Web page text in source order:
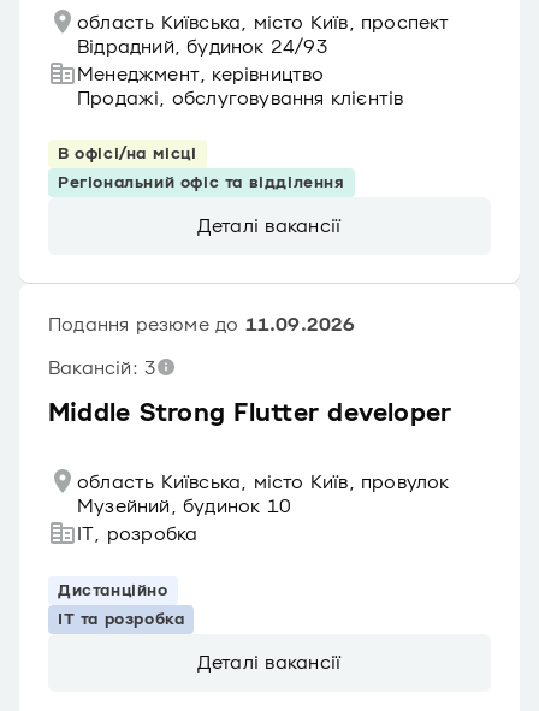
область Київська, місто Київ, проспект
Відрадний, будинок 24/93
Менеджмент, керівництво
Продажі, обслуговування клієнтів
В офісі/на місці
Регіональний офіс та відділення
Деталі вакансії
Middle Strong Flutter developer
Подання резюме до 11.09.2026
Вакансій: 3
область Київська, місто Київ, провулок
Музейний, будинок 10
IT, розробка
Дистанційно
IT та розробка
Деталі вакансії